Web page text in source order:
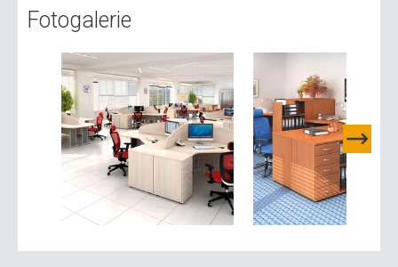
Fotogalerie